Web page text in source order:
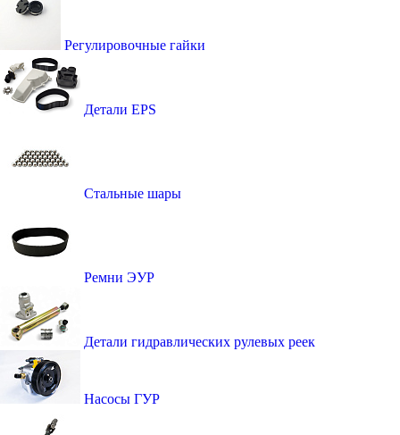
Регулировочные гайки
Детали EPS
Стальные шары
Ремни ЭУР
Детали гидравлических рулевых реек
Насосы ГУР